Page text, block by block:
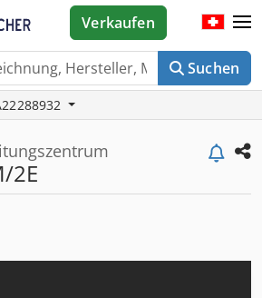
Suchen
Verkaufen
2E